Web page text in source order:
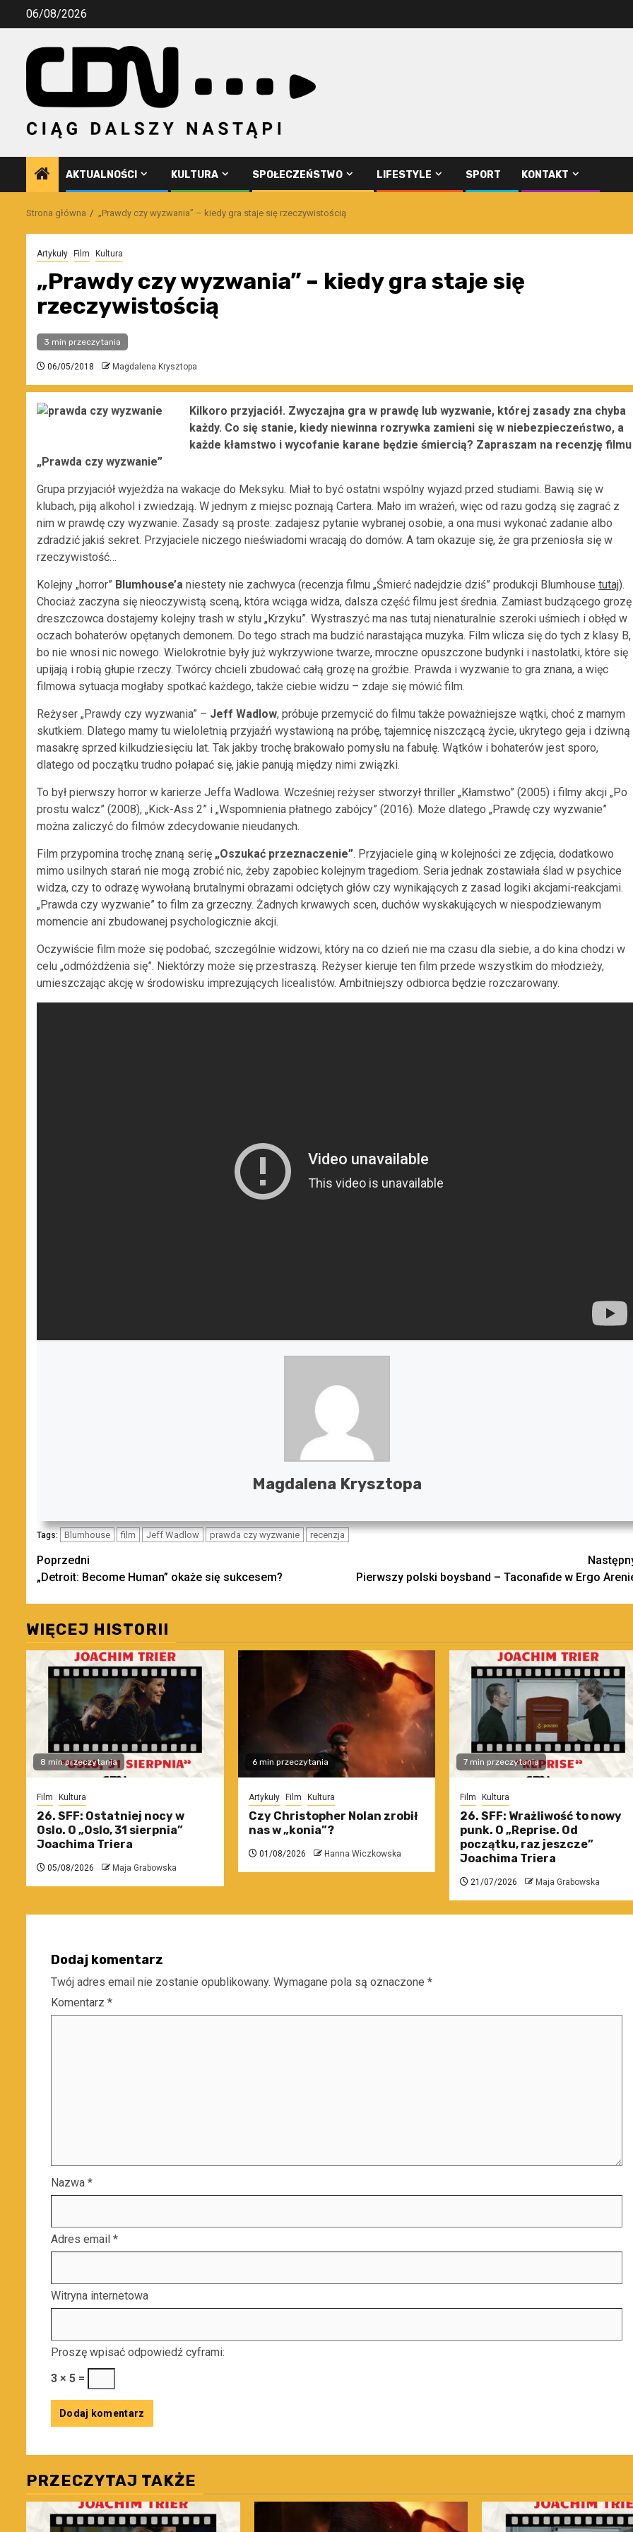
Przejdź06/08/2026
AKTUALNOŚCI KULTURA SPOŁECZEŃSTWO LIFESTYLE SPORT KONTAKT
Strona główna „Prawdy czy wyzwania” – kiedy gra staje się rzeczywistością
Artykuły Film Kultura
„Prawdy czy wyzwania” – kiedy gra staje się
rzeczywistością
3 min przeczytania
06/05/2018 Magdalena Krysztopa
Kilkoro przyjaciół. Zwyczajna gra w prawdę lub wyzwanie, której zasady zna chyba
każdy. Co się stanie, kiedy niewinna rozrywka zamieni się w niebezpieczeństwo, a
każde kłamstwo i wycofanie karane będzie śmiercią? Zapraszam na recenzję filmu
„Prawda czy wyzwanie”
Grupa przyjaciół wyjeżdża na wakacje do Meksyku. Miał to być ostatni wspólny wyjazd przed studiami. Bawią się w
klubach, piją alkohol i zwiedzają. W jednym z miejsc poznają Cartera. Mało im wrażeń, więc od razu godzą się zagrać z
nim w prawdę czy wyzwanie. Zasady są proste: zadajesz pytanie wybranej osobie, a ona musi wykonać zadanie albo
zdradzić jakiś sekret. Przyjaciele niczego nieświadomi wracają do domów. A tam okazuje się, że gra przeniosła się w
rzeczywistość…
Kolejny „horror” Blumhouse’a niestety nie zachwyca (recenzja filmu „Śmierć nadejdzie dziś” produkcji Blumhouse tutaj).
Chociaż zaczyna się nieoczywistą sceną, która wciąga widza, dalsza część filmu jest średnia. Zamiast budzącego grozę
dreszczowca dostajemy kolejny trash w stylu „Krzyku”. Wystraszyć ma nas tutaj nienaturalnie szeroki uśmiech i obłęd w
oczach bohaterów opętanych demonem. Do tego strach ma budzić narastająca muzyka. Film wlicza się do tych z klasy B,
bo nie wnosi nic nowego. Wielokrotnie były już wykrzywione twarze, mroczne opuszczone budynki i nastolatki, które się
upijają i robią głupie rzeczy. Twórcy chcieli zbudować całą grozę na groźbie. Prawda i wyzwanie to gra znana, a więc
filmowa sytuacja mogłaby spotkać każdego, także ciebie widzu – zdaje się mówić film.
Reżyser „Prawdy czy wyzwania” – Jeff Wadlow, próbuje przemycić do filmu także poważniejsze wątki, choć z marnym
skutkiem. Dlatego mamy tu wieloletnią przyjaźń wystawioną na próbę, tajemnicę niszczącą życie, ukrytego geja i dziwną
masakrę sprzed kilkudziesięciu lat. Tak jakby trochę brakowało pomysłu na fabułę. Wątków i bohaterów jest sporo,
dlatego od początku trudno połapać się, jakie panują między nimi związki.
To był pierwszy horror w karierze Jeffa Wadlowa. Wcześniej reżyser stworzył thriller „Kłamstwo” (2005) i filmy akcji „Po
prostu walcz” (2008), „Kick-Ass 2” i „Wspomnienia płatnego zabójcy” (2016). Może dlatego „Prawdę czy wyzwanie”
można zaliczyć do filmów zdecydowanie nieudanych.
Film przypomina trochę znaną serię „Oszukać przeznaczenie”. Przyjaciele giną w kolejności ze zdjęcia, dodatkowo
mimo usilnych starań nie mogą zrobić nic, żeby zapobiec kolejnym tragediom. Seria jednak zostawiała ślad w psychice
widza, czy to odrazę wywołaną brutalnymi obrazami odciętych głów czy wynikających z zasad logiki akcjami-reakcjami.
„Prawda czy wyzwanie” to film za grzeczny. Żadnych krwawych scen, duchów wyskakujących w niespodziewanym
momencie ani zbudowanej psychologicznie akcji.
Oczywiście film może się podobać, szczególnie widzowi, który na co dzień nie ma czasu dla siebie, a do kina chodzi w
celu „odmóżdżenia się”. Niektórzy może się przestraszą. Reżyser kieruje ten film przede wszystkim do młodzieży,
umieszczając akcję w środowisku imprezujących licealistów. Ambitniejszy odbiorca będzie rozczarowany.
Magdalena Krysztopa
Tags: Blumhouse film Jeff Wadlow prawda czy wyzwanie recenzja
Zobacz
wpisy
Poprzedni
„Detroit: Become Human” okaże się sukcesem?
Pierwszy polski boysband – Taconafide w Ergo
WIĘCEJ HISTORII
8 min przeczytania
Film Kultura
26. SFF: Ostatniej nocy w
Oslo. O „Oslo, 31 sierpnia”
Joachima Triera
05/08/2026 Maja Grabowska
6 min przeczytania
Artykuły Film Kultura
Czy Christopher Nolan zrobił
nas w „konia”?
01/08/2026 Hanna Wiczkowska
7 min przeczytania
Film Kultura
26. SFF: Wrażliwość to nowy
punk. O „Reprise. Od
początku, raz jeszcze”
Joachima Triera
21/07/2026 Maja Grabowska
Dodaj komentarz
Twój adres email nie zostanie opublikowany. Wymagane pola są oznaczone *
Komentarz *
Nazwa *
Adres email *
Witryna internetowa
Proszę wpisać odpowiedź cyframi:
3 × 5 =
PRZECZYTAJ TAKŻE